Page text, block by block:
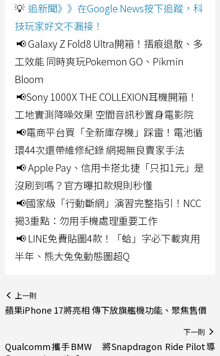
💡 追新聞》》在Google News按下追蹤，科
技玩家好文不漏接！
📢 Galaxy Z Fold8 Ultra開箱！摺痕退散、多
工效能 同時爽玩Pokemon GO、Pikmin
Bloom
📢Sony 1000X THE COLLEXION耳機開箱！
工地實測降噪效果 空間音訊秒置身電影院
📢電商平台買「全新庫存機」踩雷！電池循
環44次還帶維修紀錄 網揭無良賣家手法
📢 Apple Pay、信用卡搭北捷「只扣1元」是
沒刷到嗎？官方曝扣款規則秒懂
📢國家級「行動斷網」演習完整指引！NCC
揭3重點：勿用手機處理重要工作
📢 LINE免費貼圖4款！「蛤」字必下載爽用
半年、熊大兔兔動態圖超Q
上一則
蘋果iPhone 17將亮相 傳下放旗艦機功能、聚焦售價
下一則
Qualcomm攜手BMW 將Snapdragon Ride Pilot導